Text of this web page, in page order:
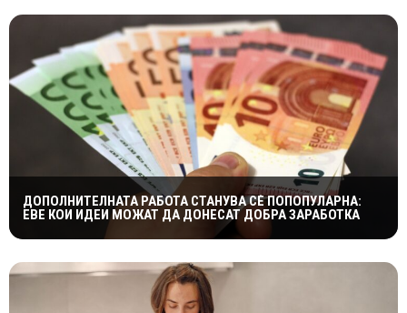
ДОПОЛНИТЕЛНАТА РАБОТА СТАНУВА СÈ ПОПОПУЛАРНА:
ЕВЕ КОИ ИДЕИ МОЖАТ ДА ДОНЕСАТ ДОБРА ЗАРАБОТКА